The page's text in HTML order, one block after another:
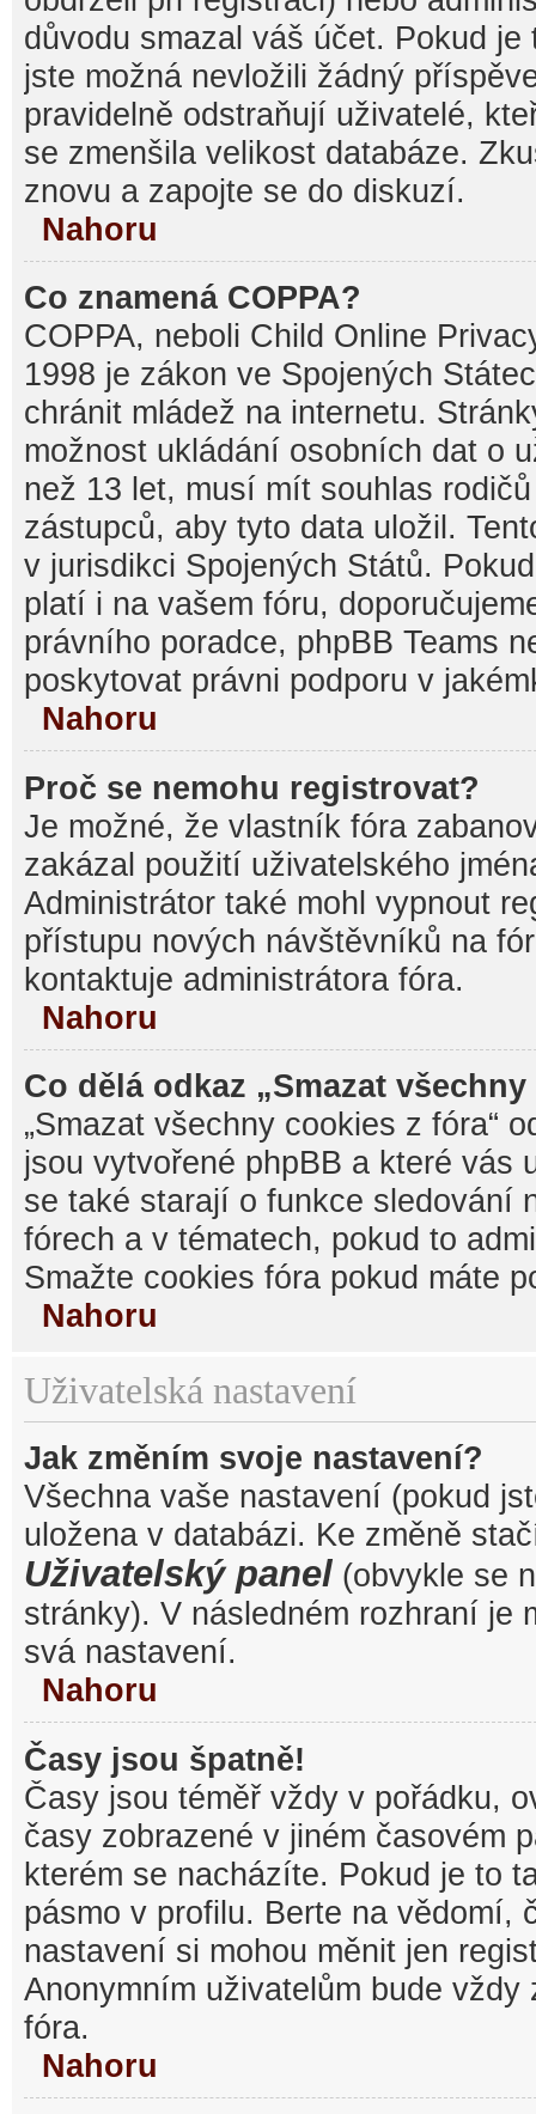
důvodu smazal váš účet. Pokud
jste možná nevložili žádný
pravidelně odstraňují uživatelé,
se zmenšila velikost databáze.
znovu a zapojte se do diskuzí.
Nahoru
Co znamená COPPA?
COPPA, neboli Child Online
1998 je zákon ve Spojených
chránit mládež na internetu.
možnost ukládání osobních dat o
než 13 let, musí mít souhlas
zástupců, aby tyto data uložil.
v jurisdikci Spojených Států.
platí i na vašem fóru,
právního poradce, phpBB Teams
poskytovat právni podporu v
Nahoru
Proč se nemohu registrovat?
Je možné, že vlastník fóra
zakázal použití uživatelského
Administrátor také mohl vypnout
přístupu nových návštěvníků na
kontaktuje administrátora fóra.
Nahoru
Co dělá odkaz „Smazat
„Smazat všechny cookies z fóra“
jsou vytvořené phpBB a které vás
se také starají o funkce sledování
fórech a v tématech, pokud to
Smažte cookies fóra pokud máte
Nahoru
Uživatelská nastavení
Jak změním svoje nastavení?
Všechna vaše nastavení (pokud
uložena v databázi. Ke změně
Uživatelský panel (obvykle se
stránky). V následném rozhraní je
svá nastavení.
Nahoru
Časy jsou špatně!
Časy jsou téměř vždy v pořádku,
časy zobrazené v jiném časovém
kterém se nacházíte. Pokud je to
pásmo v profilu. Berte na vědomí,
nastavení si mohou měnit jen
Anonymním uživatelům bude
fóra.
Nahoru